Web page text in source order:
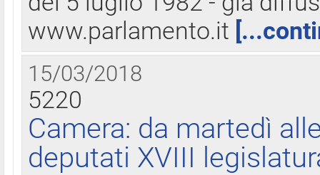
www.parlamento.it
15/03/2018
5220
Camera: da martedì
deputati XVIII